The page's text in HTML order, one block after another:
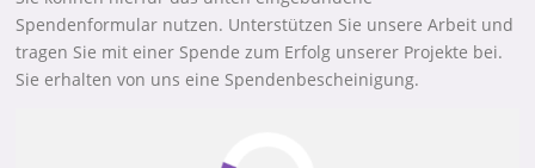
Spendenformular nutzen. Unterstützen Sie unsere Arbeit und
tragen Sie mit einer Spende zum Erfolg unserer Projekte bei.
Sie erhalten von uns eine Spendenbescheinigung.